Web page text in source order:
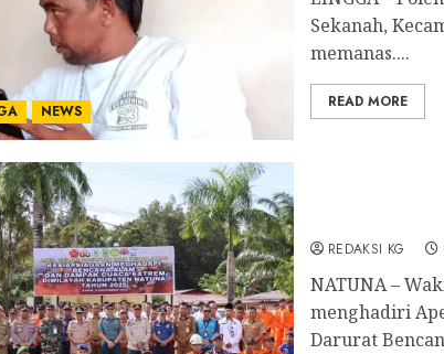
NEWS
Sekanah,
memanas....
READ MORE
REDAKSI KG
NATUNA –
menghadiri
Darurat